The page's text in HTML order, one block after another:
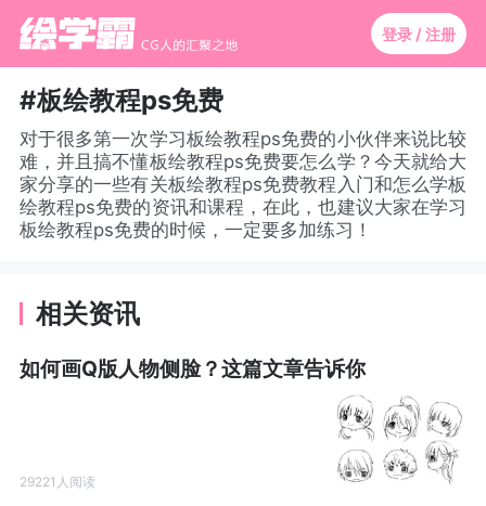
登录 / 注册
#板绘教程ps免费
对于很多第一次学习板绘教程ps免费的小伙伴来说比较
难，并且搞不懂板绘教程ps免费要怎么学？今天就给大
家分享的一些有关板绘教程ps免费教程入门和怎么学板
绘教程ps免费的资讯和课程，在此，也建议大家在学习
板绘教程ps免费的时候，一定要多加练习！
相关资讯
如何画Q版人物侧脸？这篇文章告诉你
29221人阅读